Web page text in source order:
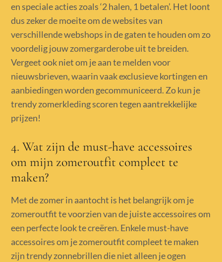
en speciale acties zoals ‘2 halen, 1 betalen’. Het loont
dus zeker de moeite om de websites van
verschillende webshops in de gaten te houden om zo
voordelig jouw zomergarderobe uit te breiden.
Vergeet ook niet om je aan te melden voor
nieuwsbrieven, waarin vaak exclusieve kortingen en
aanbiedingen worden gecommuniceerd. Zo kun je
trendy zomerkleding scoren tegen aantrekkelijke
prijzen!
4. Wat zijn de must-have accessoires
om mijn zomeroutfit compleet te
maken?
Met de zomer in aantocht is het belangrijk om je
zomeroutfit te voorzien van de juiste accessoires om
een perfecte look te creëren. Enkele must-have
accessoires om je zomeroutfit compleet te maken
zijn trendy zonnebrillen die niet alleen je ogen